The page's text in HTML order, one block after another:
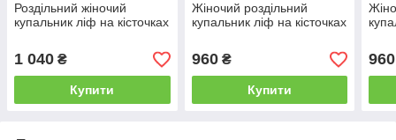
Роздільний жіночий
купальник ліф на кісточках
1 040 ₴
Купити
Жіночий роздільний
купальник ліф на кісточках
960₴
Купити
960